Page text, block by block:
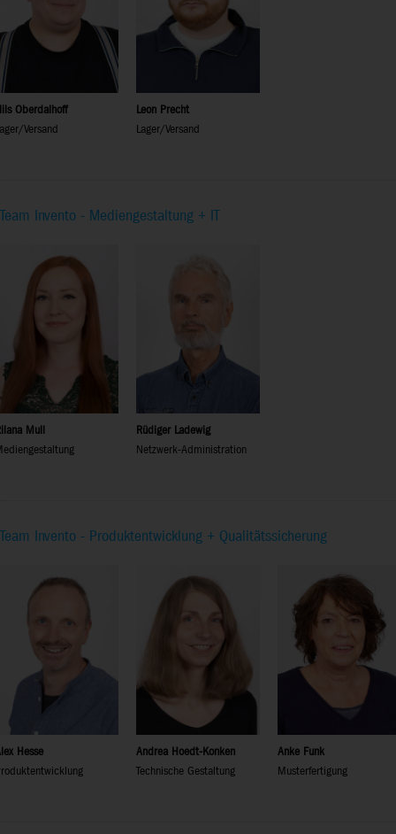
Oberdalhoff
Versand
Leon Precht
Lager/Versand
Team Invento - Mediengestaltung + IT
Mull
Rüdiger Ladewig
Netzwerk-Administration
Team Invento - Produktentwicklung + Qualitätssicherung
Hesse
Andrea Hoedt-Konken
Technische Gestaltung
Anke Funk
Musterfertigung